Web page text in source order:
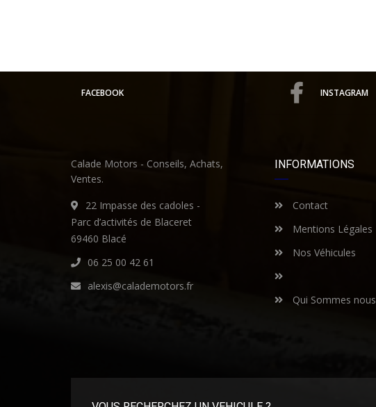
FACEBOOK INSTAGRAM
Calade Motors - Conseils, Achats,
Ventes.
22 Impasse des cadoles -
Parc d’activités de Blaceret
69460 Blacé
06 25 00 42 61
alexis@calademotors.fr
INFORMATIONS
Contact
Mentions Légales
Nos Véhicules
Qui Sommes nous